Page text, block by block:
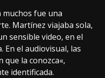
muchos fue una
Martínez viajaba sola,
sensible video, en el
En el audiovisual, las
que la conozca«,
identificada.